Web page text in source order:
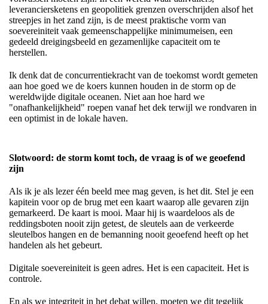
leveranciersketens en geopolitiek grenzen overschrijden alsof het
streepjes in het zand zijn, is de meest praktische vorm van
soevereiniteit vaak gemeenschappelijke minimumeisen, een
gedeeld dreigingsbeeld en gezamenlijke capaciteit om te
herstellen.
Ik denk dat de concurrentiekracht van de toekomst wordt gemeten
aan hoe goed we de koers kunnen houden in de storm op de
wereldwijde digitale oceanen. Niet aan hoe hard we
"onafhankelijkheid" roepen vanaf het dek terwijl we rondvaren in
een optimist in de lokale haven.
Slotwoord: de storm komt toch, de vraag is of we geoefend
zijn
Als ik je als lezer één beeld mee mag geven, is het dit. Stel je een
kapitein voor op de brug met een kaart waarop alle gevaren zijn
gemarkeerd. De kaart is mooi. Maar hij is waardeloos als de
reddingsboten nooit zijn getest, de sleutels aan de verkeerde
sleutelbos hangen en de bemanning nooit geoefend heeft op het
handelen als het gebeurt.
Digitale soevereiniteit is geen adres. Het is een capaciteit. Het is
controle.
En als we integriteit in het debat willen, moeten we dit tegelijk